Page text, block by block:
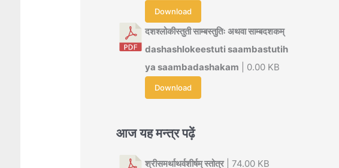
Download
दशश्लोकीस्तुती साम्बस्तुतिः अथवा साम्बदशकम्
dashashlokeestuti saambastutih
ya saambadashakam | 0.00 KB
Download
आज यह मन्त्र पढ़ें
श्रीसमर्थाथर्वशीर्षम् स्तोत्र| 74.00 KB